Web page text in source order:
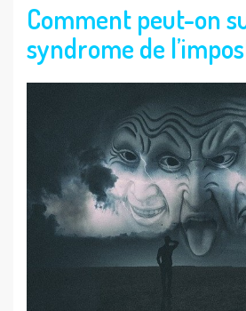
Comment peut-on
syndrome de